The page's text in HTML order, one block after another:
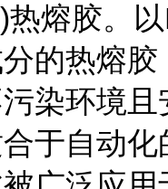
热熔胶。
的热熔胶
染环境且
于自动化